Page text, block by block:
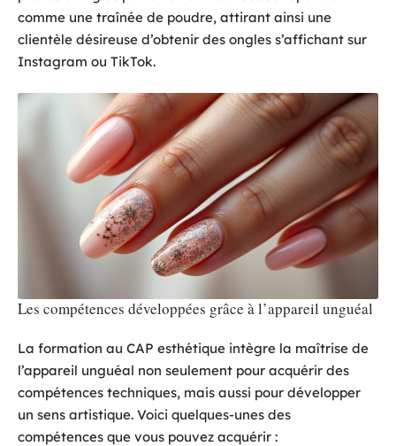
comme une traînée de poudre, attirant ainsi une
clientèle désireuse d’obtenir des ongles s’affichant sur
Instagram ou TikTok.
Les compétences développées grâce à l’appareil unguéal
La formation au CAP esthétique intègre la maîtrise de
l’appareil unguéal non seulement pour acquérir des
compétences techniques, mais aussi pour développer
un sens artistique. Voici quelques-unes des
compétences que vous pouvez acquérir :